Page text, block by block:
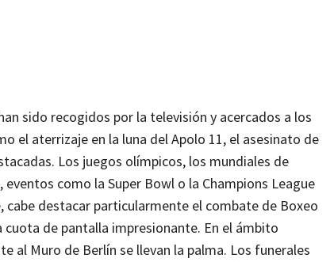
sido recogidos por la televisión y acercados a los
el aterrizaje en la luna del Apolo 11, el asesinato de
Los juegos olímpicos, los mundiales de
como la Super Bowl o la Champions League
destacar particularmente el combate de Boxeo
cuota de pantalla impresionante. En el ámbito
al Muro de Berlín se llevan la palma. Los funerales